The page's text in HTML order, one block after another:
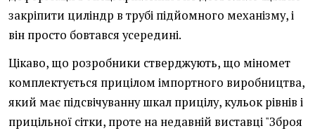
закріпити циліндр в трубі підйомного механізму, і
він просто бовтався усередині.
Цікаво, що розробники стверджують, що міномет
комплектується прицілом імпортного виробництва,
який має підсвічуванну шкал прицілу, кульок рівнів і
прицільної сітки, проте на недавній виставці "Зброя